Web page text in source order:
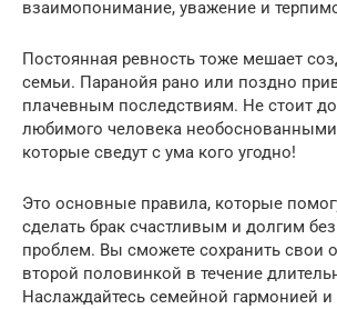
взаимопонимание, уважение и
Постоянная ревность тоже мешает
семьи. Паранойя рано или поздно
плачевным последствиям. Не стоит
любимого человека
которые сведут с ума кого угодно!
Это основные правила, которые
сделать брак счастливым и долгим
проблем. Вы сможете сохранить свои
второй половинкой в течение
Наслаждайтесь семейной гармонией